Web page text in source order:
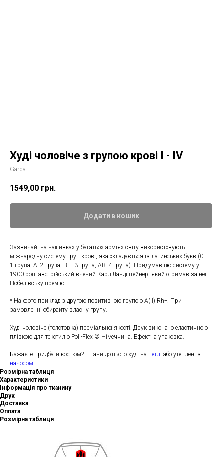
Худі чоловіче з групою крові I - IV
Garda
1549,00 грн.
Додати в кошик
Зазвичай, на нашивках у багатьох арміях світу використовують
міжнародну систему груп крові, яка складається із латинських букв (0 –
1 група, A- 2 група, B – 3 група, AB- 4 група). Придумав цю систему у
1900 році австрійський вчений Карл Ландштейнер, який отримав за неї
Нобелівську премію.
* На фото приклад з другою позитивною групою A(II) Rh+. При
замовленні обирайту власну групу.
Худі чоловіче (толстовка) преміальної якості. Друк виконано еластичною
плівкою для текстилю Poli-Flex © Німеччина. Ефектна упаковка.
Бажаєте придбати костюм? Штани до цього худі на петлі або утеплені з
начосом
Розмірна таблиця
Характеристики
Інформація про тканину
Друк
Доставка
Оплата
Розмірна таблиця